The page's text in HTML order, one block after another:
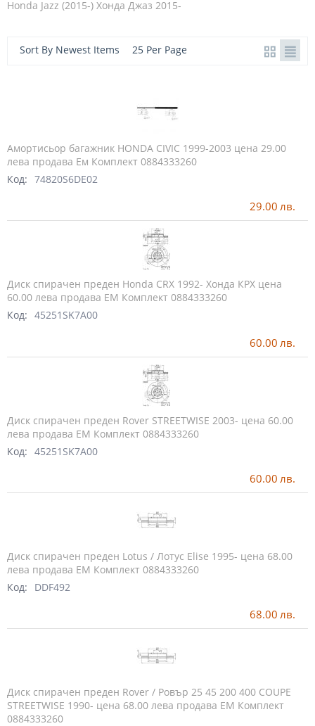
Honda Jazz (2015-) Хонда Джаз 2015-
Sort By Newest Items 25 Per Page
Амортисьор багажник HONDA CIVIC 1999-2003 цена 29.00
лева продава Ем Комплект 0884333260
Код: 74820S6DE02
29.00 лв.
Диск спирачен преден Honda CRX 1992- Хонда КРХ цена
60.00 лева продава ЕМ Комплект 0884333260
Код: 45251SK7A00
60.00 лв.
Диск спирачен преден Rover STREETWISE 2003- цена 60.00
лева продава ЕМ Комплект 0884333260
Код: 45251SK7A00
60.00 лв.
Диск спирачен преден Lotus / Лотус Elise 1995- цена 68.00
лева продава ЕМ Комплект 0884333260
Код:
DDF492
68.00 лв.
Диск спирачен преден Rover / Ровър 25 45 200 400 COUPE
STREETWISE 1990- цена 68.00 лева продава ЕМ Комплект
0884333260